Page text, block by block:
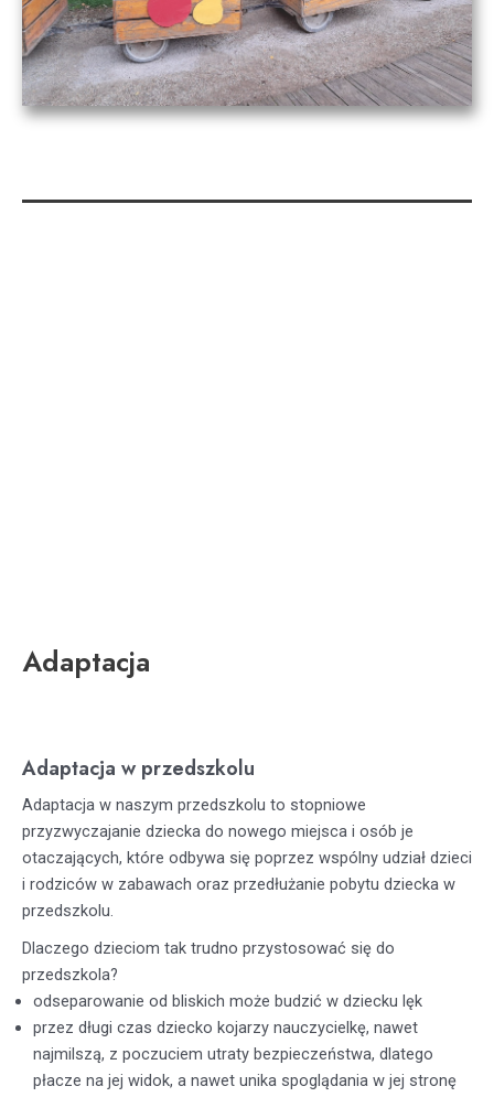
Adaptacja
Adaptacja w przedszkolu
Adaptacja w naszym przedszkolu to stopniowe
przyzwyczajanie dziecka do nowego miejsca i osób je
otaczających, które odbywa się poprzez wspólny udział dzieci
i rodziców w zabawach oraz przedłużanie pobytu dziecka w
przedszkolu.
Dlaczego dzieciom tak trudno przystosować się do
przedszkola?
odseparowanie od bliskich może budzić w dziecku lęk
przez długi czas dziecko kojarzy nauczycielkę, nawet
najmilszą, z poczuciem utraty bezpieczeństwa, dlatego
płacze na jej widok, a nawet unika spoglądania w jej stronę